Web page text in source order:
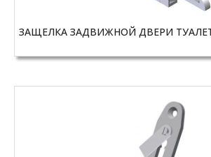
ЗАЩЕЛКА ЗАДВИЖНОЙ ДВЕРИ